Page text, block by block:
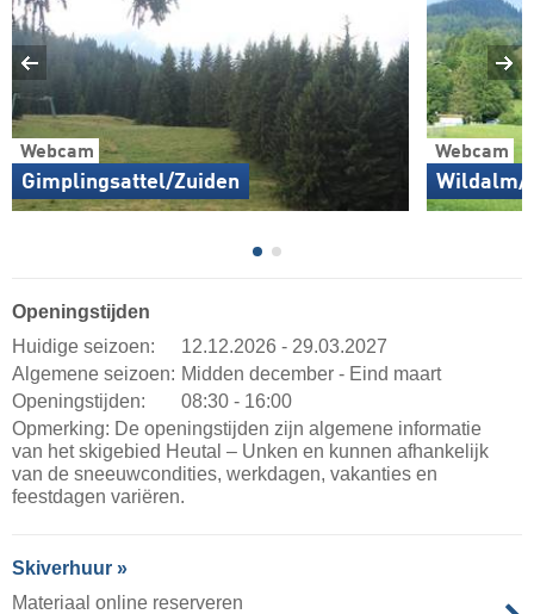
Webcam
Gimplingsattel/Zuiden
Webcam
Wildalm/
Openingstijden
Huidige seizoen:
12.12.2026 - 29.03.2027
Algemene seizoen: Midden december - Eind maart
Openingstijden:
08:30 - 16:00
Opmerking: De openingstijden zijn algemene informatie
van het skigebied Heutal – Unken en kunnen afhankelijk
van de sneeuwcondities, werkdagen, vakanties en
feestdagen variëren.
Skiverhuur »
Materiaal online reserveren